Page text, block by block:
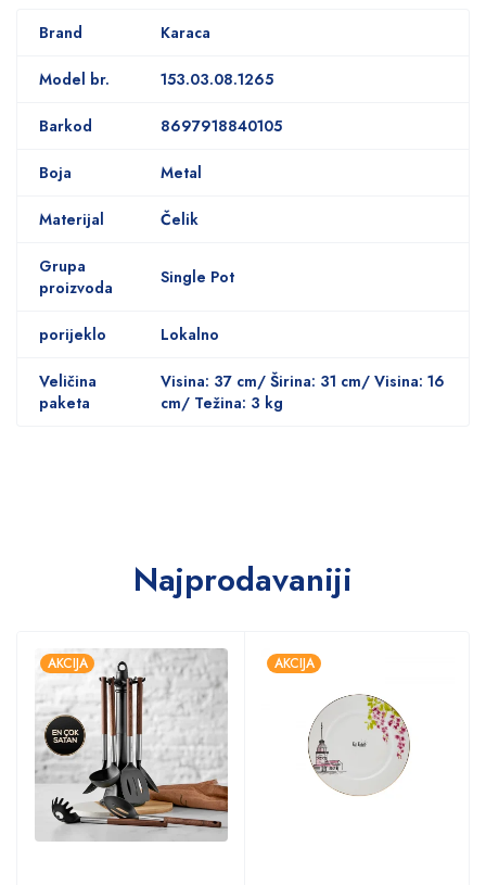
Brand Karaca
Model br. 153.03.08.1265
Barkod 8697918840105
Boja Metal
Materijal Čelik
Grupa
proizvoda
Single Pot
porijeklo Lokalno
Veličina
paketa
Visina: 37 cm/ Širina: 31 cm/ Visina: 16
cm/ Težina: 3 kg
Najprodavaniji
AKCIJA AKCIJA